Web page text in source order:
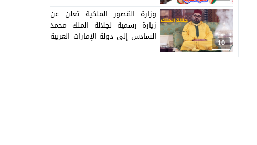
10
وزارة القصور الملكية تعلن عن
زيارة رسمية لجلالة الملك محمد
السادس إلى دولة الإمارات العربية